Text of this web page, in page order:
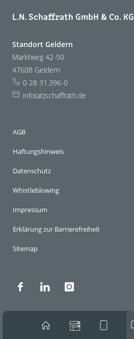
L.N. Schaffrath GmbH & Co. KG
Standort Geldern
Marktweg 42-50
47608 Geldern
0 28 31.396-0
info(at)schaffrath.de
AGB
Haftungshinweis
Datenschutz
Whistleblowing
Impressum
Erklärung zur Barrierefreiheit
Sitemap